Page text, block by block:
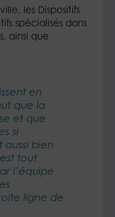
les Dispositifs
spécialisés dans
ainsi que
en
que la
et que
si
aussi bien
tout
l’équipe
ligne de